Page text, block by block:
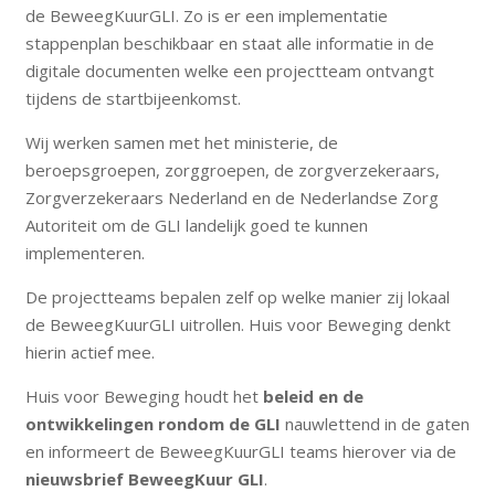
de BeweegKuurGLI. Zo is er een implementatie
stappenplan beschikbaar en staat alle informatie in de
digitale documenten welke een projectteam ontvangt
tijdens de startbijeenkomst.
Wij werken samen met het ministerie, de
beroepsgroepen, zorggroepen, de zorgverzekeraars,
Zorgverzekeraars Nederland en de Nederlandse Zorg
Autoriteit om de GLI landelijk goed te kunnen
implementeren.
De projectteams bepalen zelf op welke manier zij lokaal
de BeweegKuurGLI uitrollen. Huis voor Beweging denkt
hierin actief mee.
Huis voor Beweging houdt het beleid en de
ontwikkelingen rondom de GLI nauwlettend in de gaten
en informeert de BeweegKuurGLI teams hierover via de
nieuwsbrief BeweegKuur GLI.